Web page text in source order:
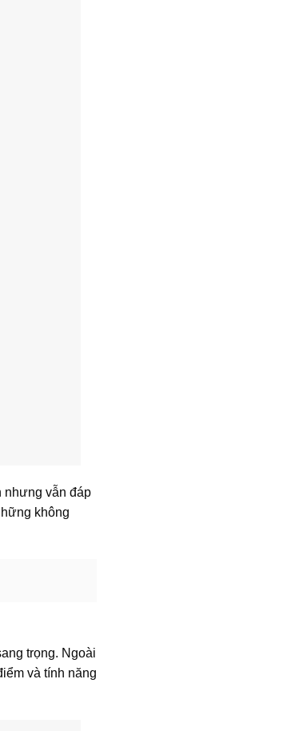
nhưng vẫn đáp
không
trọng. Ngoài
và tính năng